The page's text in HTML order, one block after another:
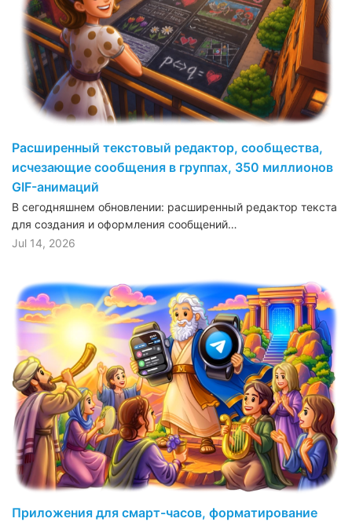
Расширенный текстовый редактор, сообщества,
исчезающие сообщения в группах, 350 миллионов
GIF-анимаций
В сегодняшнем обновлении: расширенный редактор текста
для создания и оформления сообщений…
Jul 14, 2026
Приложения для смарт-часов, форматирование